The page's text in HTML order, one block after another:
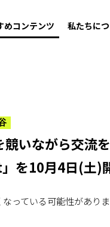
めコンテンツ 私たちに
競いながら交
を10月4日(土)
っている可能性がありま